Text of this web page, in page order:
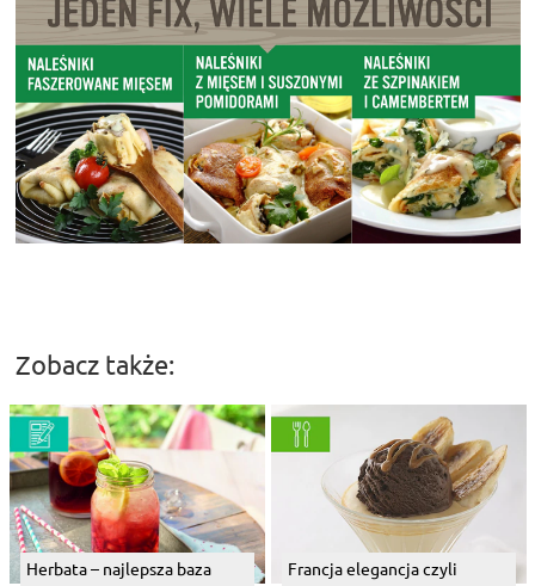
Zobacz także:
Herbata – najlepsza baza
Francja elegancja czyli